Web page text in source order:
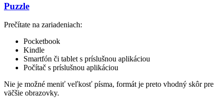
Puzzle
Prečítate na zariadeniach:
Pocketbook
Kindle
Smartfón či tablet s príslušnou aplikáciou
Počítač s príslušnou aplikáciou
Nie je možné meniť veľkosť písma, formát je preto vhodný skôr pre
väčšie obrazovky.